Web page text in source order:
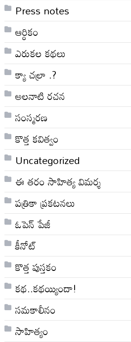
Press notes
ఆర్ధికం
ఎరుకల కథలు
క్యా చల్రా .?
అలనాటి రచన
సంస్మరణ
కొత్త కవిత్వం
Uncategorized
ఈ తరం సాహిత్య విమర్శ
పత్రికా ప్రకటనలు
ఓపెన్ పేజీ
కీనోట్
కొత్త పుస్తకం
కథ..కథయ్యిందా!
సమకాలీనం
సాహిత్యం